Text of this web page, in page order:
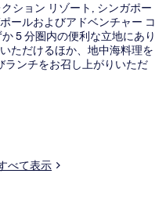
ション リゾート, シンガポー
ールおよびアドベンチャー コ
5 分圏内の便利な立地にあり
ただけるほか、地中海料理を
ランチをお召し上がりいただ
トネスセンターがありま
ています。周辺ではさまざま
ーツワールド駅までは 6 分、
べて表示